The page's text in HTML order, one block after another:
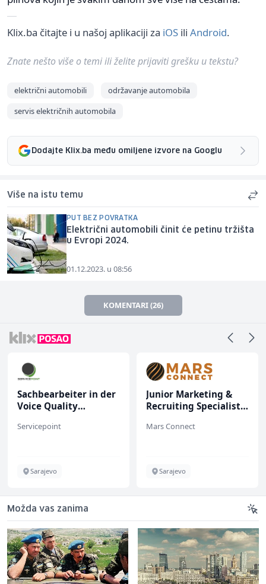
Klix.ba čitajte i u našoj aplikaciji za iOS ili Android.
Znate nešto više o temi ili želite prijaviti grešku u tekstu?
električni automobili
održavanje automobila
servis električnih automobila
Dodajte Klix.ba među omiljene izvore na Googlu
Više na istu temu
PUT BEZ POVRATKA
Električni automobili činit će petinu tržišta
u Evropi 2024.
01.12.2023. u 08:56
KOMENTARI (26)
Sachbearbeiter in der
Voice Quality
Servicepoint
Sarajevo
Junior Marketing &
Recruiting Specialist
Mars Connect
Sarajevo
Možda vas zanima